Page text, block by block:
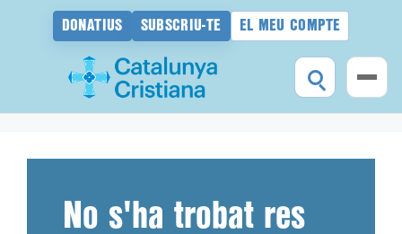
DONATIUS SUBSCRIU-TE EL MEU COMPTE
No s'ha trobat res